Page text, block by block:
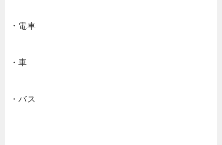
・電車
・車
・バス